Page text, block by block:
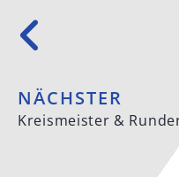
NÄCHSTER
Kreismeister &